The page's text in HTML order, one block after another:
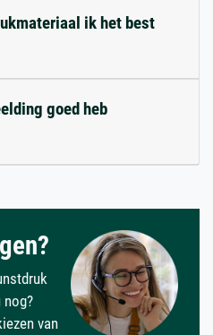
ik het best
goed heb
van